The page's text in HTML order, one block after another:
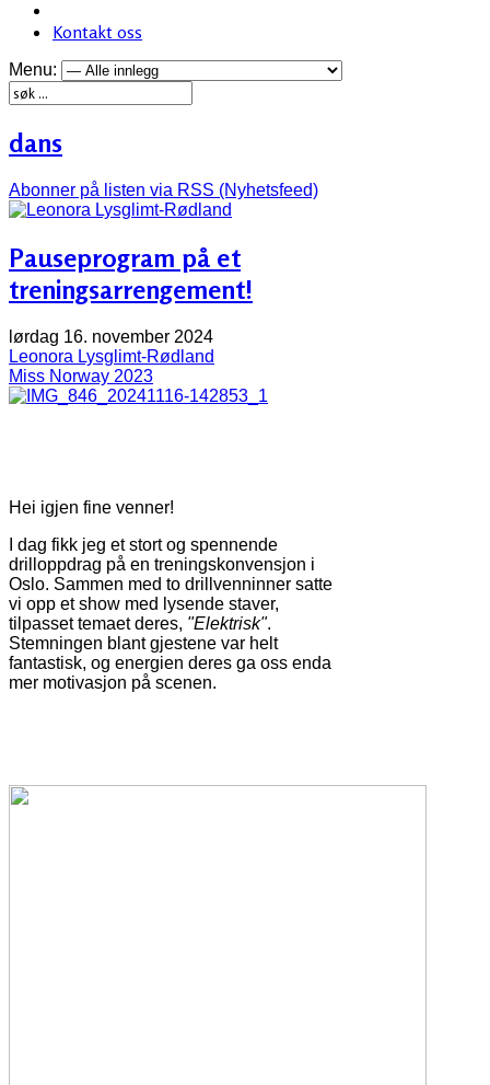
Kontakt oss
Menu:
dans
Abonner på listen via RSS (Nyhetsfeed)
Pauseprogram på et
treningsarrengement!
lørdag 16. november 2024
Leonora Lysglimt-Rødland
Miss Norway 2023
Hei igjen fine venner!
I dag fikk jeg et stort og spennende
drilloppdrag på en treningskonvensjon i
Oslo. Sammen med to drillvenninner satte
vi opp et show med lysende staver,
tilpasset temaet deres, "Elektrisk".
Stemningen blant gjestene var helt
fantastisk, og energien deres ga oss enda
mer motivasjon på scenen.